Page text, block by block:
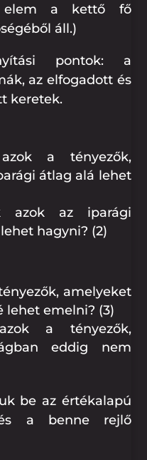
a kettő fő
áll.)
pontok: a
az elfogadott és
keretek.
a tényezők,
átlag alá lehet
azok az iparági
hagyni? (2)
amelyeket
lehet emelni? (3)
a tényezők,
eddig nem
be az értékalapú
a benne rejlő